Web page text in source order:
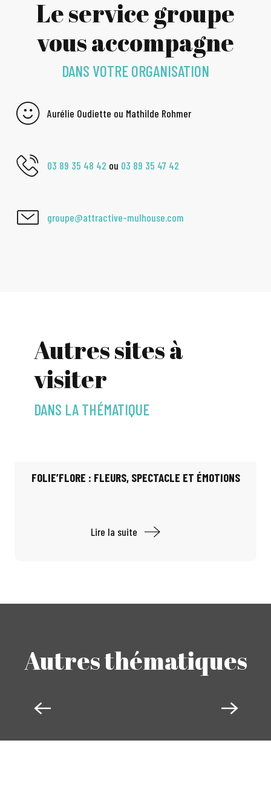
Le service groupe
vous accompagne
DANS VOTRE ORGANISATION
Aurélie Oudiette ou Mathilde Rohmer
03 89 35 48 42 ou 03 89 35 47 42
groupe@attractive-mulhouse.com
Autres sites à
visiter
DANS LA THÉMATIQUE
FOLIE’FLORE : FLEURS, SPECTACLE ET ÉMOTIONS
Lire la suite
Autres thématiques